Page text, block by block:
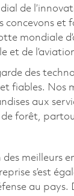
de
et
mondiale
et de
des
fiables. Nos
aux
forêt,
meilleurs
s’est
au